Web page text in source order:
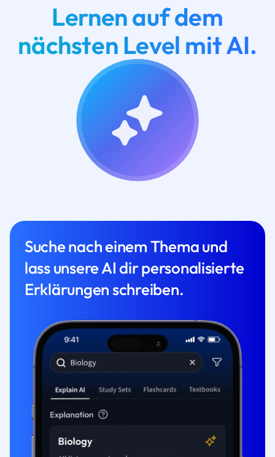
Lernen auf dem
nächsten Level mit AI.
Suche nach einem Thema und
lass unsere AI dir personalisierte
Erklärungen schreiben.